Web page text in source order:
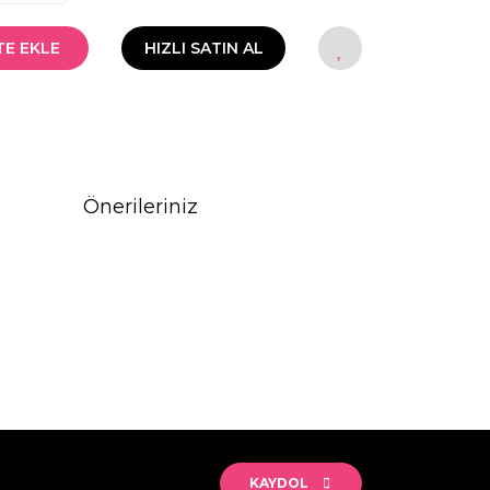
EKLE HIZLI SATIN AL
Önerileriniz
KAYDOL